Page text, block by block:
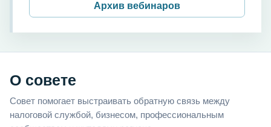
Архив вебинаров
О совете
Совет помогает выстраивать обратную связь между
налоговой службой, бизнесом, профессиональным